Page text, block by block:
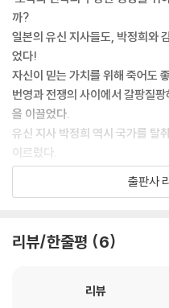
가 도사리고 있다. (…) 일본이 벌
일본의 번영과 함께 모두 ‘유신’
께 죽은 듯 보였으나, 바다 건너 한
부활했다. 그리고 마침내 마지막
파괴적 운명을 갖고 태어난 유신
을 하나의 이야기로 품기 위해, 나
연대기로 풀며 한국과 일본의 근
탐미한 낭만과 폭력의 역사였다.
---「들어가는 말: 어떤 죽음에 붙
여몽연합 침공군의 규모와 실력
는 수준이었다. 용맹은 비극이 되
번의 태풍은 일본인들에게, 다른
까?
일본의 유신 지사들도, 박정희와
었다!
자신이 믿는 가치를 위해 죽어도
번영과 전쟁의 사이에서 갈팡질
을 이끌었다.
유신 지사 박정희 역시 국가를 탈
이르렀다.
한일 역사의 문제적 인물들을 움
1936년 2월 29일, 며칠 전 시작한
대위는 황도파 청년 장교의 한 명
출판사
리뷰/한줄평 6
리뷰